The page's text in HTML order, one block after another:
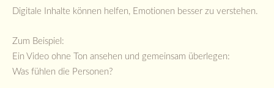
Digitale Inhalte können helfen, Emotionen besser zu verstehen.
Zum Beispiel:
Ein Video ohne Ton ansehen und gemeinsam überlegen:
Was fühlen die Personen?